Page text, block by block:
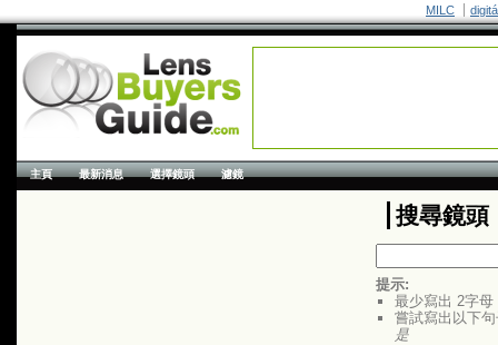
MILC
主頁 最新消息 選擇鏡頭 濾鏡
搜尋鏡頭
提示:
最少寫出 2字母
嘗試寫出以下
是